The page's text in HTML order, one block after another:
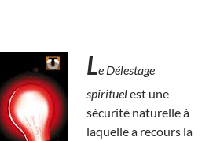
Le Délestage
spirituelest une
sécurité naturelle à
laquelle a recours la